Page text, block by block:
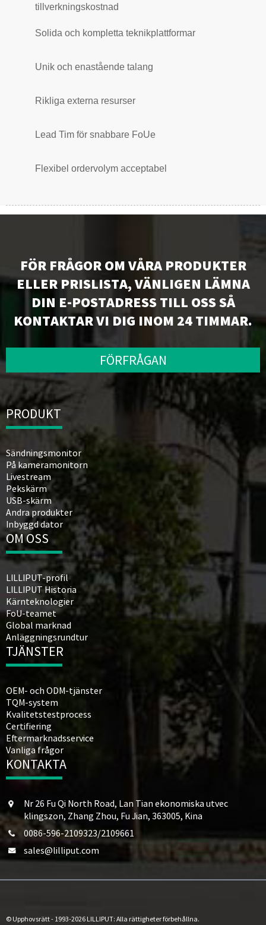
tillverkningskostnad
Solida och kompletta teknikplattformar
Unik och enastående talang
Rikliga externa resurser
Lead Tim för snabbare FoUe
Flexibel ordervolym acceptabel
FÖR FRÅGOR OM VÅRA PRODUKTER
ELLER PRISLISTA, VÄNLIGEN LÄMNA
DIN E-POSTADRESS TILL OSS SÅ
KONTAKTAR VI DIG INOM 24 TIMMAR.
FÖRFRÅGAN
PRODUKT
Sändningsmonitor
På kameramonitorn
Livestream
Pekskärm
USB-skärm
Andra produkter
Inbyggd dator
OM OSS
LILLIPUT-profil
LILLIPUT Historia
Kärnteknologier
FoU-teamet
Global marknad
Anläggningsrundtur
TJÄNSTER
OEM- och ODM-tjänster
TQM-system
Kvalitetstestprocess
Certifiering
Eftermarknadsservice
Vanliga frågor
KONTAKTA
Nr 26 Fu Qi North Road, Lan Tian ekonomiska utvec
klingszon, Zhang Zhou, Fu Jian, 363005, Kina
0086-596-2109323/2109661
sales@lilliput.com
© Upphovsrätt - 1993-2026 LILLIPUT: Alla rättigheter förbehållna.